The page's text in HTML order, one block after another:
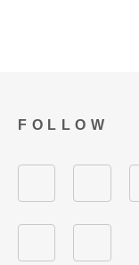
FOLLOW